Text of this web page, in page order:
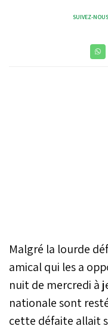
SUIVEZ-
Malgré la lourde
amical qui les a
nuit de mercredi à
nationale sont
cette défaite allait